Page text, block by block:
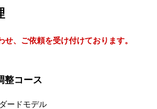
、ご依頼を受け付けております。
整コース
ードモデル